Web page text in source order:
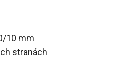
10 mm
stranách